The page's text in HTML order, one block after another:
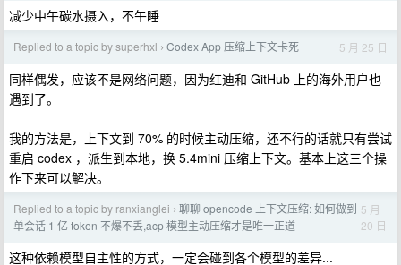
减少中午碳水摄入，不午睡
Replied to a topic by superhxl › Codex App 压缩上下文卡死 5 月 25 日
同样偶发，应该不是网络问题，因为红迪和 GitHub 上的海外用户也
遇到了。
我的方法是，上下文到 70% 的时候主动压缩，还不行的话就只有尝试
重启 codex ，派生到本地，换 5.4mini 压缩上下文。基本上这三个操
作下来可以解决。
Replied to a topic by ranxianglei › 聊聊 opencode 上下文压缩: 如何做到
单会话 1 亿 token 不爆不丢,acp 模型主动压缩才是唯一正道
5 月
20 日
这种依赖模型自主性的方式，一定会碰到各个模型的差异...